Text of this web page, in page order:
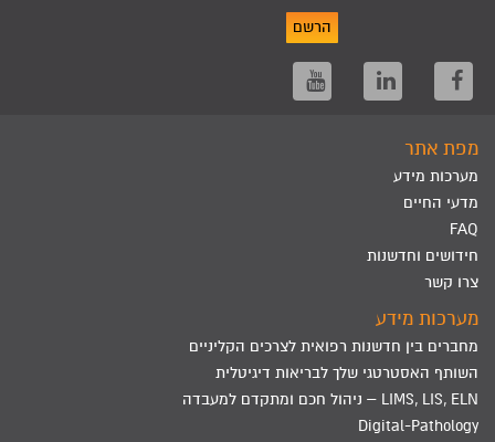
הרשם
מפת אתר
מערכות מידע
מדעי החיים
FAQ
חידושים וחדשנות
צרו קשר
מערכות מידע
מחברים בין חדשנות רפואית לצרכים הקליניים
השותף האסטרטגי שלך לבריאות דיגיטלית
LIMS, LIS, ELN – ניהול חכם ומתקדם למעבדה
Digital-Pathology